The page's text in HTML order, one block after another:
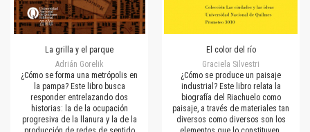
La grilla y el parque
Adrián Gorelik
¿Cómo se forma una metrópolis en
la pampa? Este libro busca
responder entrelazando dos
historias: la de la ocupación
progresiva de la llanura y la de la
El color del río
Graciela Silvestri
¿Cómo se produce un paisaje
industrial? Este libro relata la
biografía del Riachuelo como
paisaje, a través de materiales tan
diversos como diversos son los